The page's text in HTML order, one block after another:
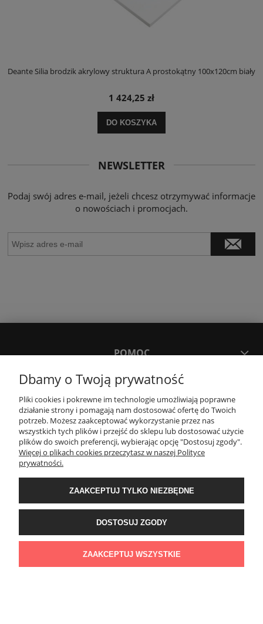
Deante Silia brodzik akrylowy struktura A prostokątny 100x120cm biały
1 424,25 zł
DO KOSZYKA
NEWSLETTER
Podaj swój adres e-mail, jeżeli chcesz otrzymywać informacje
o nowościach i promocjach.
POMOC
MOJE KONTO
PŁATNOŚCI I DOSTAWA
Wyposażenie łazienek Łazienki.eco | Pawła 23, 41-708 Ruda Śląska | E-mail:
sklep@lazienki.eco | Tel.: 600 012 164 lub 600 012 159 | TGS Przemysław
Stoń | NIP: 6312213594 | REGON: 276403698
Dbamy o Twoją prywatność
Pliki cookies i pokrewne im technologie umożliwiają poprawne
działanie strony i pomagają nam dostosować ofertę do Twoich
potrzeb. Możesz zaakceptować wykorzystanie przez nas
wszystkich tych plików i przejść do sklepu lub dostosować użycie
plików do swoich preferencji, wybierając opcję "Dostosuj zgody".
Więcej o plikach cookies przeczytasz w naszej Polityce
prywatności.
ZAAKCEPTUJ TYLKO NIEZBĘDNE
DOSTOSUJ ZGODY
ZAAKCEPTUJ WSZYSTKIE